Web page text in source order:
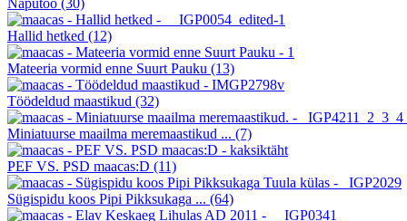
Näputöö (30)
Hallid hetked (12)
Mateeria vormid enne Suurt Pauku (13)
Töödeldud maastikud (32)
Miniatuurse maailma meremaastikud ... (7)
PEF VS. PSD maacas:D (11)
Sügispidu koos Pipi Pikksukaga ... (64)